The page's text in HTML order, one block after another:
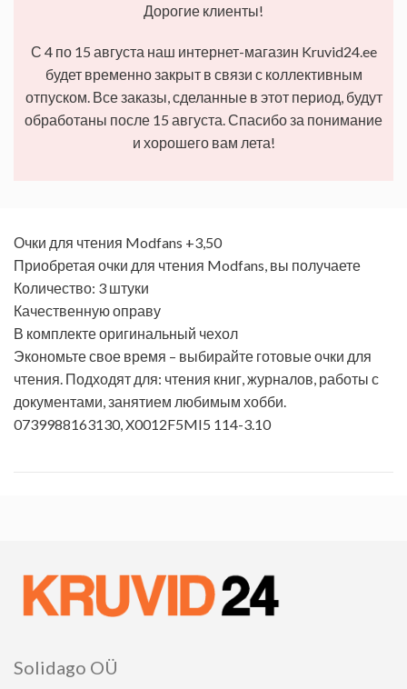
Дорогие клиенты!
С 4 по 15 августа наш интернет-магазин Kruvid24.ee
будет временно закрыт в связи с коллективным
отпуском. Все заказы, сделанные в этот период, будут
обработаны после 15 августа. Спасибо за понимание
и хорошего вам лета!
Очки для чтения Modfans +3,50
Приобретая очки для чтения Modfans, вы получаете
Количество: 3 штуки
Качественную оправу
В комплекте оригинальный чехол
Экономьте свое время – выбирайте готовые очки для
чтения. Подходят для: чтения книг, журналов, работы с
документами, занятием любимым хобби.
0739988163130,X0012F5MI5 114-3.10
Solidago OÜ